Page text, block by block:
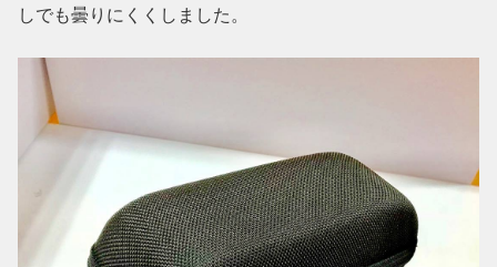
しでも曇りにくくしました。